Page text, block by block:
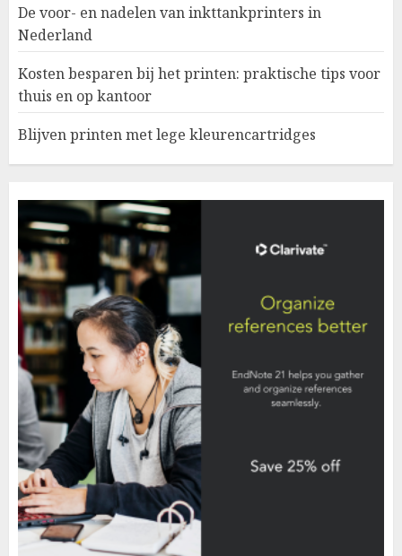
De voor- en nadelen van inkttankprinters in
Nederland
Kosten besparen bij het printen: praktische tips voor
thuis en op kantoor
Blijven printen met lege kleurencartridges